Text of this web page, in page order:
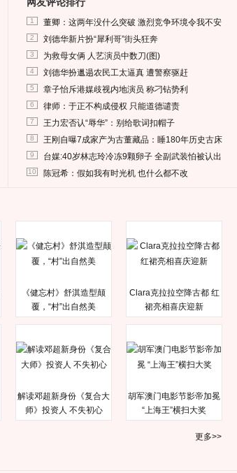
1 董卿：这两年没什么突破 激烈竞争环境令我不安
2 刘德华新片扮“犀利哥”街头狂奔
3 为救母女俩 人艺演员中数刀(图)
4 刘德华扮邋遢农民工太逼真 遭警察驱赶
5 章子怡斥港媒歧视内地演员 称刁钻势利
6 律师：于正不构成侵权 只能道德谴责
7 王力宏否认“辱华”：别给歌词扣帽子
8 王刚自曝7成家产为古董藏品：睡180年历史古床
9 台媒:40岁林志玲冷冻9颗卵子 全副武装怕被认出
10 陈冠希：假如我有时光机 也什么都不改
《健忘村》舒淇造型颠
覆，“村”出自然美
Clara克拉拉空降古都 红
裙亮相喜庆迎新
解读邓超新身份《复合大
师》投资人 不失初心
胡军澳门电影节影帝加冕
“上海王”横扫大奖
更多>>